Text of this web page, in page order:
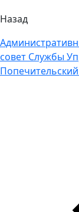
Назад
совет Службы